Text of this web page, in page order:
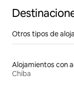
Otros tipos de
Chiba